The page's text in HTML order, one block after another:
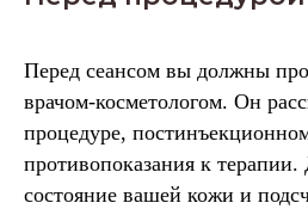
Перед сеансом вы должны
врачом-косметологом. Он
процедуре,
противопоказания к
состояние вашей кожи и